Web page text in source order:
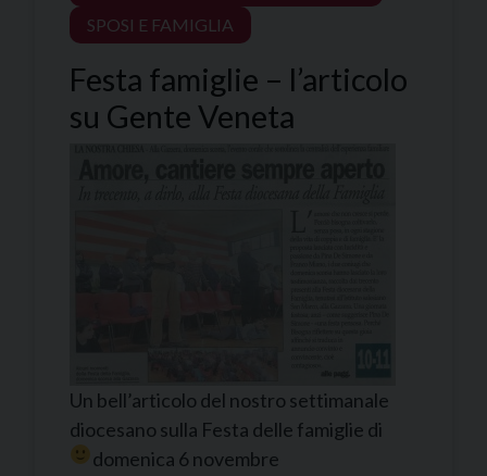
SPOSI E FAMIGLIA
Festa famiglie – l’articolo
su Gente Veneta
Un bell’articolo del nostro settimanale
diocesano sulla Festa delle famiglie di
domenica 6 novembre